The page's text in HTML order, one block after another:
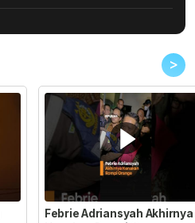
>
Febrie Adriansyah Akhirnya